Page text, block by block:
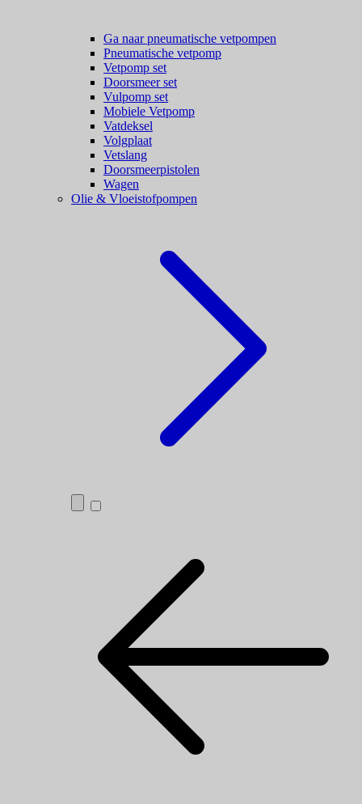
Ga naar pneumatische vetpompen
Pneumatische vetpomp
Vetpomp set
Doorsmeer set
Vulpomp set
Mobiele Vetpomp
Vatdeksel
Volgplaat
Vetslang
Doorsmeerpistolen
Wagen
Olie & Vloeistofpompen